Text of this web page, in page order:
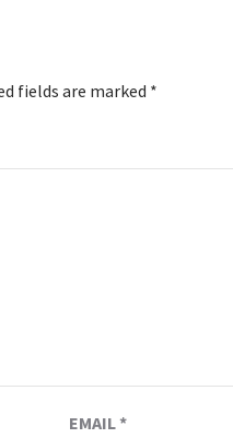
fields are marked *
EMAIL*